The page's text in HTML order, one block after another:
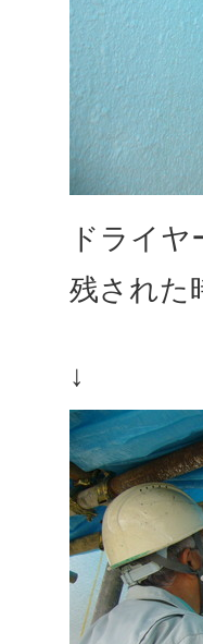
ドライ
残された
↓